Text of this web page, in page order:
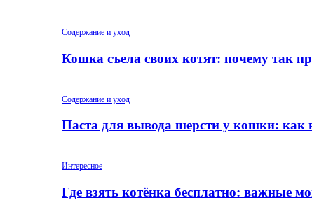
Содержание и уход
Кошка съела своих котят: почему так
Содержание и уход
Паста для вывода шерсти у кошки: как
Интересное
Где взять котёнка бесплатно: важные